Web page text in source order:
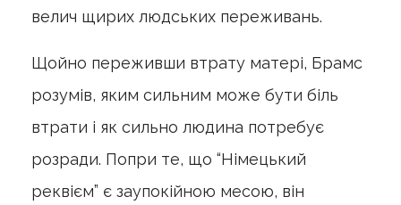
велич щирих людських переживань.
Щойно переживши втрату матері, Брамс
розумів, яким сильним може бути біль
втрати і як сильно людина потребує
розради. Попри те, що “Німецький
реквієм” є заупокійною месою, він